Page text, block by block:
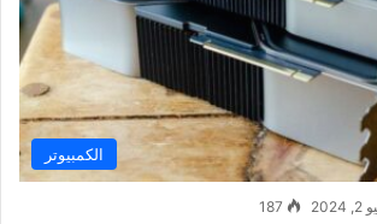
الكمبيوتر
187